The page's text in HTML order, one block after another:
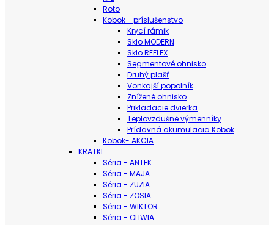
Roto
Kobok - príslušenstvo
Krycí rámik
Sklo MODERN
Sklo REFLEX
Segmentové ohnisko
Druhý plašť
Vonkajší popolník
Znížené ohnisko
Prikladacie dvierka
Teplovzdušné výmenníky
Prídavná akumulacia Kobok
Kobok- AKCIA
KRATKI
Séria - ANTEK
Séria - MAJA
Séria - ZUZIA
Séria - ZOSIA
Séria - WIKTOR
Séria - OLIWIA